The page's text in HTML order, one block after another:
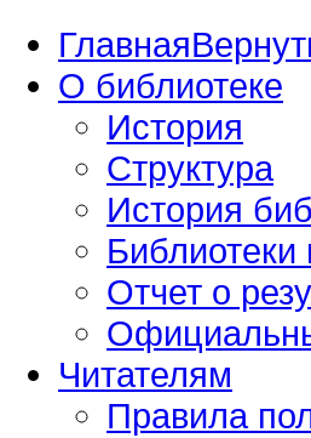
Главная
О библиотеке
История
Структура
История
Библиотеки
Отчет о
Читателям
Правила